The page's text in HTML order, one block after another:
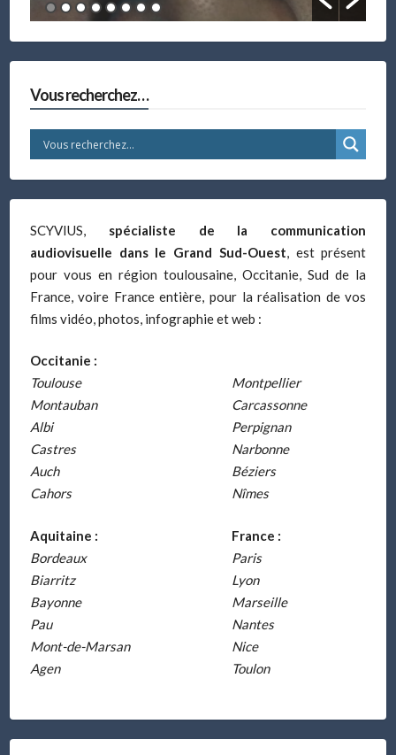
Vous recherchez…
SCYVIUS, spécialiste de la communication
audiovisuelle dans le Grand Sud-Ouest, est présent
pour vous en région toulousaine, Occitanie, Sud de la
France, voire France entière, pour la réalisation de vos
films vidéo, photos, infographie et web :
Occitanie :
Toulouse
Montauban
Albi
Castres
Auch
Cahors
Montpellier
Carcassonne
Perpignan
Narbonne
Béziers
Nîmes
Aquitaine :
Bordeaux
Biarritz
Bayonne
Pau
Mont-de-Marsan
Agen
France :
Paris
Lyon
Marseille
Nantes
Nice
Toulon